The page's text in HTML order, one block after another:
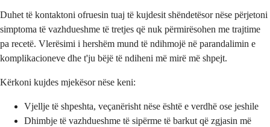
Duhet të kontaktoni ofruesin tuaj të kujdesit shëndetësor nëse përjetoni
simptoma të vazhdueshme të tretjes që nuk përmirësohen me trajtime
pa recetë. Vlerësimi i hershëm mund të ndihmojë në parandalimin e
komplikacioneve dhe t'ju bëjë të ndiheni më mirë më shpejt.
Kërkoni kujdes mjekësor nëse keni:
Vjellje të shpeshta, veçanërisht nëse është e verdhë ose jeshile
Dhimbje të vazhdueshme të sipërme të barkut që zgjasin më